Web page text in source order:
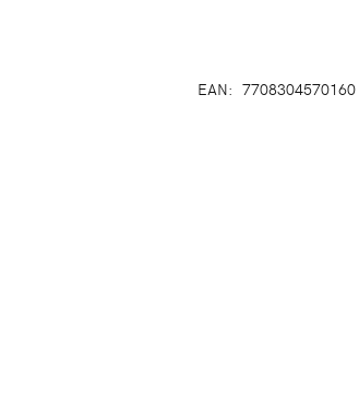
EAN: 7708304570160